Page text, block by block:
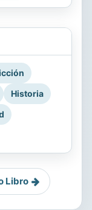
Historia
Libro